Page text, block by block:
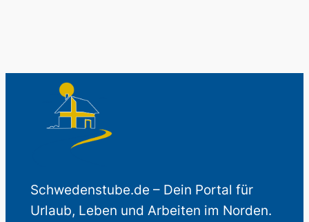
Schwedenstube.de – Dein Portal für
Urlaub, Leben und Arbeiten im Norden.